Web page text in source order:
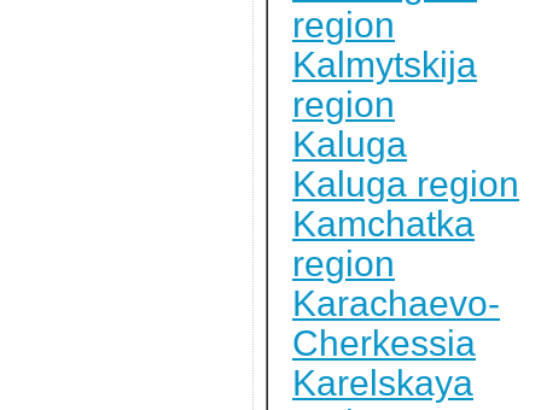
region
Kalmytskija
region
Kaluga
Kaluga region
Kamchatka
region
Karachaevo-
Cherkessia
Karelskaya